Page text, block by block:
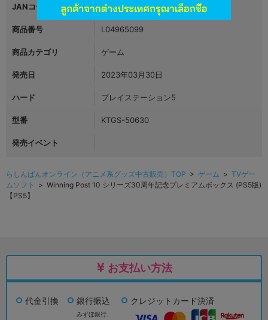
JANコード 4988615183683
商品番号 L04965099
商品カテゴリ ゲーム
発売日 2023年03月30日
ハード プレイステーション5
型番 KTGS-50630
発売イベント
らしんばんオンライン（アニメ系グッズ中古販売）TOP > ゲーム > TVゲー
ムソフト
> Winning Post 10 シリーズ30周年記念プレミアムボックス (PS5版)
【PS5】
お支払い方法
代金引換 銀行振込
みずほ銀行、
クレジットカード決済